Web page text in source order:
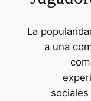
La
a una